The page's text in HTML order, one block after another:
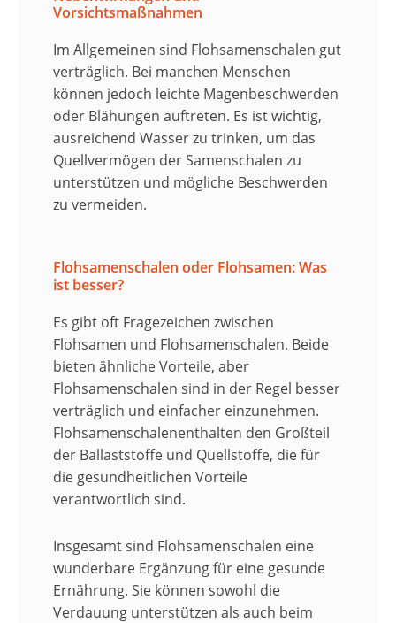
Vorsichtsmaßnahmen
Im Allgemeinen sind Flohsamenschalen gut
verträglich. Bei manchen Menschen
können jedoch leichte Magenbeschwerden
oder Blähungen auftreten. Es ist wichtig,
ausreichend Wasser zu trinken, um das
Quellvermögen der Samenschalen zu
unterstützen und mögliche Beschwerden
zu vermeiden.
Flohsamenschalen oder Flohsamen: Was
ist besser?
Es gibt oft Fragezeichen zwischen
Flohsamen und Flohsamenschalen. Beide
bieten ähnliche Vorteile, aber
Flohsamenschalen sind in der Regel besser
verträglich und einfacher einzunehmen.
Flohsamenschalenenthalten den Großteil
der Ballaststoffe und Quellstoffe, die für
die gesundheitlichen Vorteile
verantwortlich sind.
Insgesamt sind Flohsamenschalen eine
wunderbare Ergänzung für eine gesunde
Ernährung. Sie können sowohl die
Verdauung unterstützen als auch beim